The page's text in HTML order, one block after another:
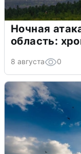
Ночная
область:
8 августа 0